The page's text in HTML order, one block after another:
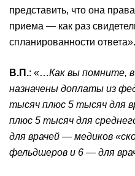
представить, что она
приема — как раз
спланированности ответа».
В.П.: «…Как вы помните,
назначены доплаты из
тысяч плюс 5 тысяч для
плюс 5 тысяч для
для врачей — медиков
фельдшеров и 6 — для